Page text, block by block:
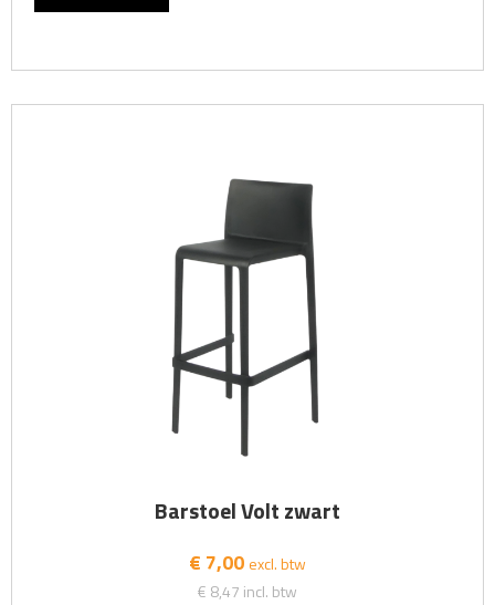
Barstoel Volt zwart
€ 7,00 excl. btw
€ 8,47 incl. btw